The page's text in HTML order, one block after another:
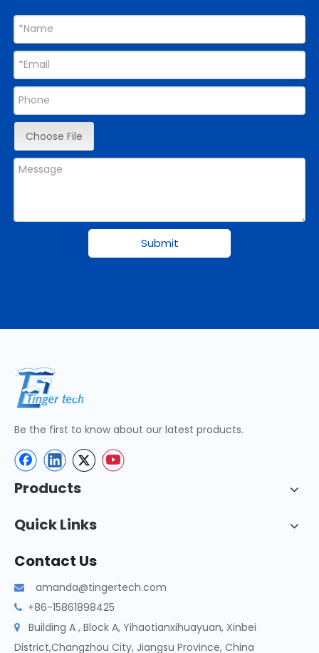
Choose File
Submit
Be the first to know about our latest products.
Products
Quick Links
Contact Us
 amanda@tingertech.com
 +86-15861898425

Building A , Block A, Yihaotianxihuayuan, Xinbei
District,Changzhou City, Jiangsu Province, China